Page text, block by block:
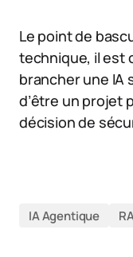
Le point de
technique, il est
brancher une IA
d’être un projet
décision de
IA Agentique